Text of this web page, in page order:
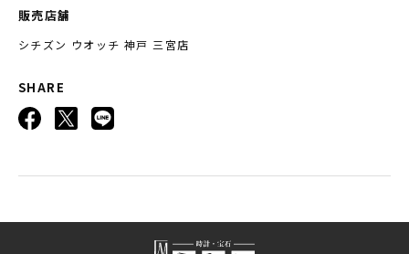
販売店舗
シチズン ウオッチ 神戸 三宮店
SHARE